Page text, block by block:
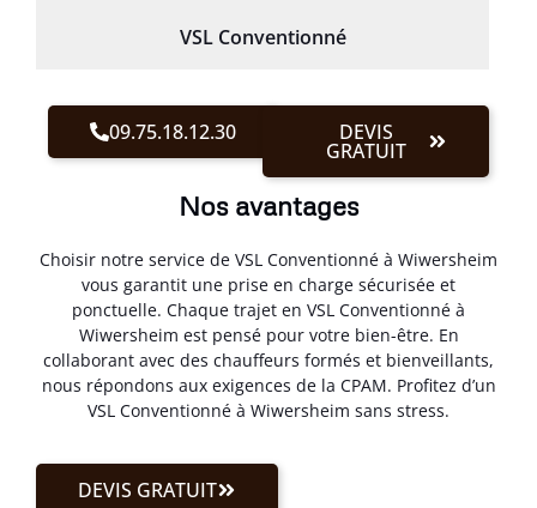
VSL Conventionné
09.75.18.12.30 DEVIS
GRATUIT
Nos avantages
Choisir notre service de VSL Conventionné à Wiwersheim
vous garantit une prise en charge sécurisée et
ponctuelle. Chaque trajet en VSL Conventionné à
Wiwersheim est pensé pour votre bien-être. En
collaborant avec des chauffeurs formés et bienveillants,
nous répondons aux exigences de la CPAM. Profitez d’un
VSL Conventionné à Wiwersheim sans stress.
DEVIS GRATUIT